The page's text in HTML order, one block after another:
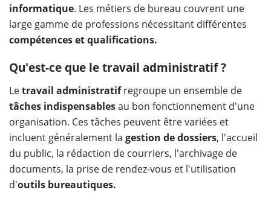
informatique. Les métiers de bureau couvrent une
large gamme de professions nécessitant différentes
compétences et qualifications.
Qu'est-ce que le travail administratif ?
Letravail administratifregroupe un ensemble de
tâches indispensablesau bon fonctionnement d'une
organisation. Ces tâches peuvent être variées et
incluent généralement la gestion de dossiers, l'accueil
du public, la rédaction de courriers, l'archivage de
documents, la prise de rendez-vous et l'utilisation
d'outils bureautiques.